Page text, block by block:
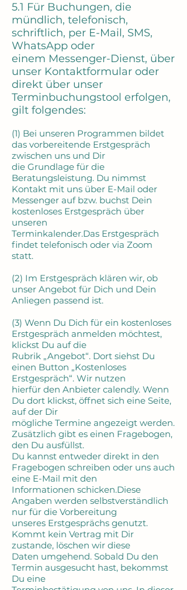
5.1 Für Buchungen, die
mündlich, telefonisch,
schriftlich, per E-Mail, SMS,
WhatsApp oder
einem Messenger-Dienst, über
unser Kontaktformular oder
direkt über unser
Terminbuchungstool erfolgen,
gilt folgendes:
(1) Bei unseren Programmen bildet
das vorbereitende Erstgespräch
zwischen uns und Dir
die Grundlage für die
Beratungsleistung. Du nimmst
Kontakt mit uns über E-Mail oder
Messenger auf bzw. buchst Dein
kostenloses Erstgespräch über
unseren
Terminkalender.Das Erstgespräch
findet telefonisch oder via Zoom
statt.
(2) Im Erstgespräch klären wir, ob
unser Angebot für Dich und Dein
Anliegen passend ist.
(3) Wenn Du Dich für ein kostenloses
Erstgespräch anmelden möchtest,
klickst Du auf die
Rubrik „Angebot“. Dort siehst Du
einen Button „Kostenloses
Erstgespräch“. Wir nutzen
hierfür den Anbieter calendly. Wenn
Du dort klickst, öffnet sich eine Seite,
auf der Dir
mögliche Termine angezeigt werden.
Zusätzlich gibt es einen Fragebogen,
den Du ausfüllst.
Du kannst entweder direkt in den
Fragebogen schreiben oder uns auch
eine E-Mail mit den
Informationen schicken.Diese
Angaben werden selbstverständlich
nur für die Vorbereitung
unseres Erstgesprächs genutzt.
Kommt kein Vertrag mit Dir
zustande, löschen wir diese
Daten umgehend. Sobald Du den
Termin ausgesucht hast, bekommst
Du eine